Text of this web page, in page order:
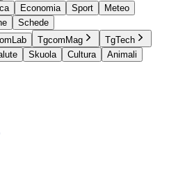
Economia Sport
Meteo
Schede
TgcomMag
TgTech
Skuola Cultura
Animali